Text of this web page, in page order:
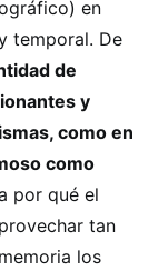
en
temporal. De
de
y
como en
como
por qué el
tan
los